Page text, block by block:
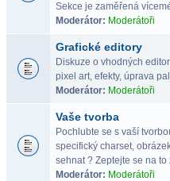
Sekce je zaměřená
Moderátor: Moderátoři
Grafické editory
Diskuze o vhodných
pixel art, efekty, úprava
Moderátor: Moderátoři
Vaše tvorba
Pochlubte se s vaší
specifický charset,
sehnat ? Zeptejte se na to
Moderátor: Moderátoři